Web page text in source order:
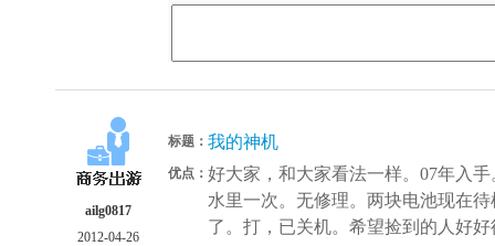
ailg0817
2012-04-26
标题： 我的神机
优点： 好大家，和大家看法一样。07年入
水里一次。无修理。两块电池现在
了。打，已关机。希望捡到的人好